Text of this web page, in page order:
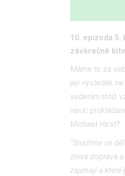
10. epizoda
závěrečné
Máme to za
její výsledek
vedením totiž
navíc
Michael Hirst?
"Snažíme se
zleva doprava
zajímají a které